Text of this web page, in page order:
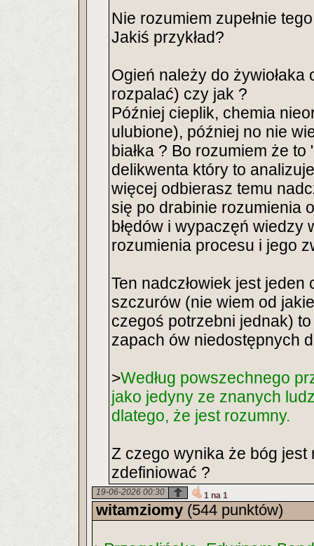
Nie rozumiem zupełnie
Jakiś przykład?
Ogień należy do
rozpalać) czy jak ?
Później cieplik, chemia
ulubione), później no nie
białka ? Bo rozumiem że
delikwenta który to
więcej odbierasz temu
się po drabinie rozumienia
błędów i wypaczęń
rozumienia procesu i jego
Ten nadczłowiek jest
szczurów (nie wiem od
czegoś potrzebni jednak)
zapach ów niedostępnych
>Według powszechnego
jako jedyny ze znanych
dlatego, że jest rozumny.
Z czego wynika że bóg
zdefiniować ?
19-06-2026 00:30 1 na 1
witamziomy (544 punktów)